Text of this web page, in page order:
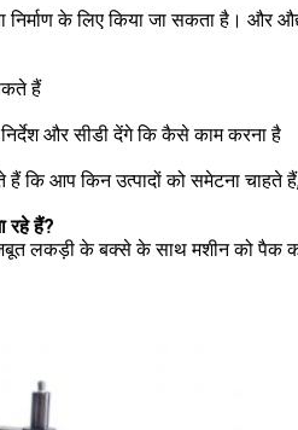
के लिए किया जा सकता है। और
हैं
और सीडी देंगे कि कैसे काम करना है
आप किन उत्पादों को समेटना चाहते हैं,
रहे हैं?
लकड़ी के बक्से के साथ मशीन को पैक